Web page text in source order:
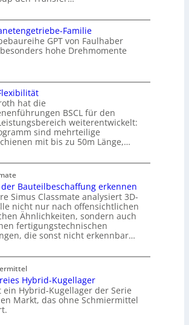
Familie
GPT von Faulhaber
hohe Drehmomente
hat die
BSCL für den
weiterentwickelt:
sind mehrteilige
mit bis zu 50m Länge,…
Bauteilbeschaffung erkennen
Simus Classmate analysiert 3D-
nicht nur nach offensichtlichen
Ähnlichkeiten, sondern auch
fertigungstechnischen
die sonst nicht erkennbar…
Hybrid-Kugellager
ein Hybrid-Kugellager der Serie
Markt, das ohne Schmiermittel